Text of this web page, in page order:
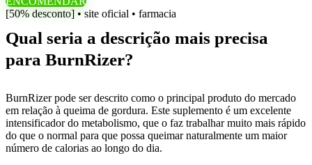
[50% desconto] • site oficial • farmacia
Qual seria a descrição mais precisa
para BurnRizer?
BurnRizer pode ser descrito como o principal produto do mercado
em relação à queima de gordura. Este suplemento é um excelente
intensificador do metabolismo, que o faz trabalhar muito mais rápido
do que o normal para que possa queimar naturalmente um maior
número de calorias ao longo do dia.